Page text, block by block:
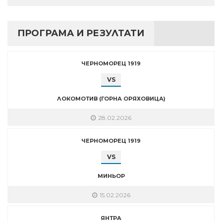
ПРОГРАМА И РЕЗУЛТАТИ
ЧЕРНОМОРЕЦ 1919
VS
ЛОКОМОТИВ (ГОРНА ОРЯХОВИЦА)
28.02.2026
ЧЕРНОМОРЕЦ 1919
VS
МИНЬОР
15.02.2026
ЯНТРА